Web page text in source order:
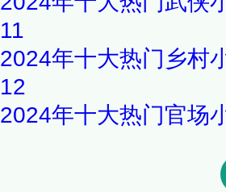
11
2024年十大热门乡村
12
2024年十大热门官场